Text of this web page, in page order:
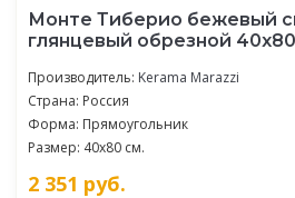
Монте Тиберио бежевый
глянцевый обрезной
Производитель: Kerama Marazzi
Страна: Россия
Форма: Прямоугольник
Размер: 40x80 см.
2 351 руб.